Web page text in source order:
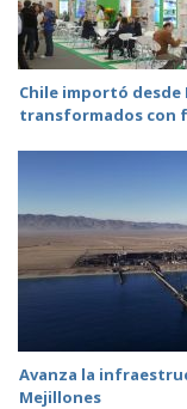
Chile importó desde
transformados con
Avanza la
Mejillones